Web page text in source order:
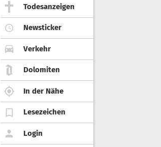
Todesanzeigen
Newsticker
Verkehr
Dolomiten
In der Nähe
Lesezeichen
Login